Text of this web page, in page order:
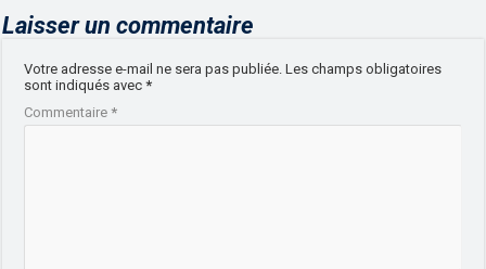
Laisser un commentaire
Votre adresse e-mail ne sera pas publiée. Les champs obligatoires
sont indiqués avec*
Commentaire*